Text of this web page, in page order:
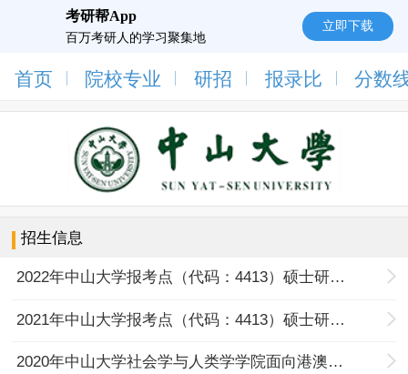
考研帮App
百万考研人的学习聚集地
立即下载
首页 院校专业 研招 报录比 分数
招生信息
2022年中山大学报考点（代码：4413）硕士研究生报名考试公告
2021年中山大学报考点（代码：4413）硕士研究生报名考试公告
2020年中山大学社会学与人类学学院面向港澳台地区研究生招生复试实施细则